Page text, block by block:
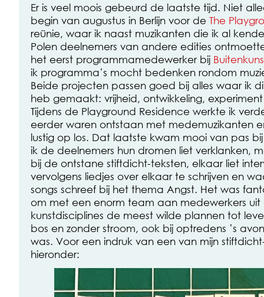
Er is veel moois gebeurd de laatste tijd. Niet
begin van augustus in Berlijn voor de The
reünie, waar ik naast muzikanten die ik al
Polen deelnemers van andere edities
het eerst programmamedewerker bij
ik programma’s mocht bedenken rondom
Beide projecten passen goed bij alles waar ik
heb gemaakt: vrijheid, ontwikkeling,
Tijdens de Playground Residence werkte ik
eerder waren ontstaan met medemuzikanten
lustig op los. Dat laatste kwam mooi van pas
ik de deelnemers hun dromen liet verklanken,
bij de ontstane stiftdicht-teksten, elkaar liet
vervolgens liedjes over elkaar te schrijven en
songs schreef bij het thema Angst. Het was
om met een enorm team aan medewerkers uit
kunstdisciplines de meest wilde plannen tot
bos en zonder stroom, ook bij optredens ’s
was. Voor een indruk van een van mijn
hieronder: